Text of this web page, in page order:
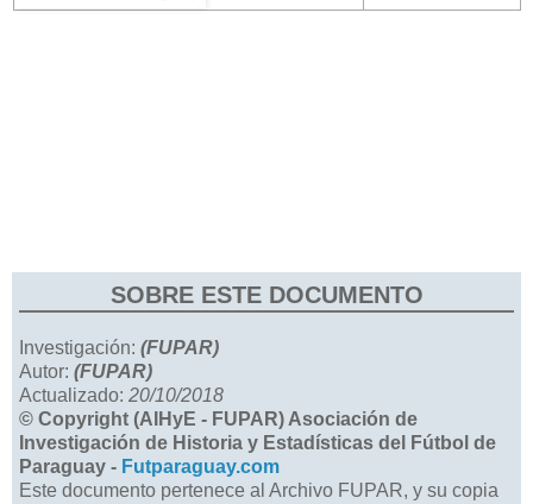
SOBRE ESTE DOCUMENTO
Investigación: (FUPAR)
Autor: (FUPAR)
Actualizado: 20/10/2018
© Copyright (AIHyE - FUPAR) Asociación de
Investigación de Historia y Estadísticas del Fútbol de
Paraguay - Futparaguay.com
Este documento pertenece al Archivo FUPAR, y su copia